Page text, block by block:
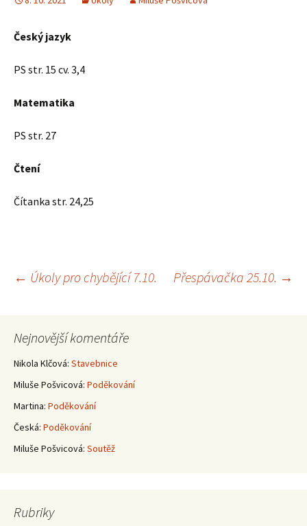
Český jazyk
PS str. 15 cv. 3,4
Matematika
PS str. 27
Čtení
Čítanka str. 24,25
Navigace
pro
příspěvky
← Úkoly pro chybějící 7.10. Přespávačka 25.10. →
Nejnovější komentáře
Nikola Klčová: Stavebnice
Miluše Pošvicová: Poděkování
Martina: Poděkování
Česká: Poděkování
Miluše Pošvicová: Soutěž
Rubriky